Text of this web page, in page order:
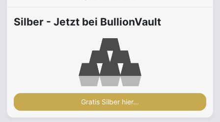
Silber - Jetzt bei BullionVault
Gratis Silber hier...